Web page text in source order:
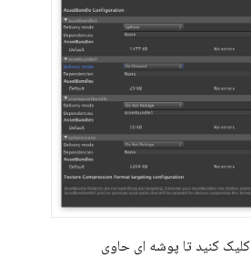
کلیک کنید تا پوشه ای حاوی